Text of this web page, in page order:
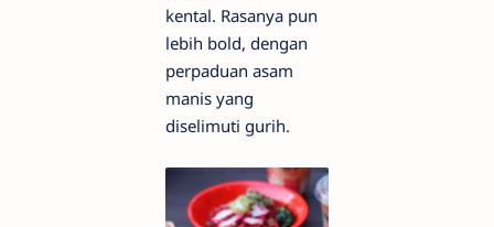
kental. Rasanya pun
lebih bold, dengan
perpaduan asam
manis yang
diselimuti gurih.